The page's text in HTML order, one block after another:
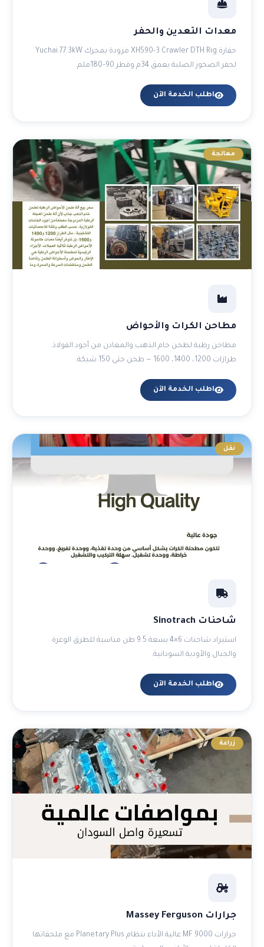
معدات التعدين والحفر
حفارة XH590-3 Crawler DTH Rig مزودة بمحرك Yuchai 77.3kW
لحفر الصخور الصلبة بعمق 34م وقطر 90–180ملم.
اطلب الخدمة الآن
معالجة
مطاحن الكرات والأحواض
مطاحن رطبة لطحن خام الذهب والمعادن من أجود الفولاذ.
طرازات 1200، 1400، 1600 — طحن حتى 150 شبكة.
اطلب الخدمة الآن
نقل
شاحنات Sinotrach
استيراد شاحنات 6×4 بسعة 9.5 طن مناسبة للطرق الوعرة
والجبال والأودية السودانية.
اطلب الخدمة الآن
زراعة
جرارات Massey Ferguson
جرارات MF 9000 عالية الأداء بنظام Planetary Plus مع ملحقاتها